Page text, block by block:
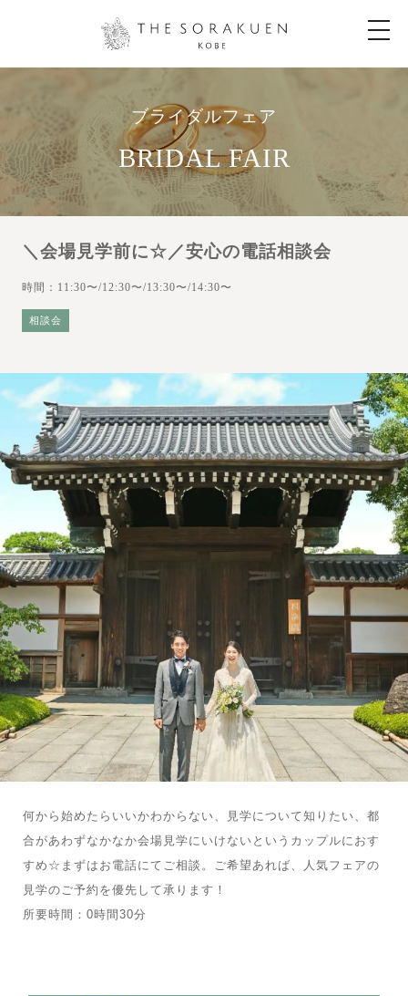
t
o
g
a
t
o
ブライダルフェア
BRIDAL FAIR
＼会場見学前に☆／安心の電話相談会
時間：11:30〜/12:30〜/13:30〜/14:30〜
相談会
何から始めたらいいかわからない、見学について知りたい、都
合があわずなかなか会場見学にいけないというカップルにおす
すめ☆まずはお電話にてご相談。ご希望あれば、人気フェアの
見学のご予約を優先して承ります！
所要時間：0時間30分